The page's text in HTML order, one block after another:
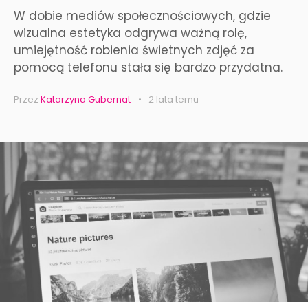
W dobie mediów społecznościowych, gdzie
wizualna estetyka odgrywa ważną rolę,
umiejętność robienia świetnych zdjęć za
pomocą telefonu stała się bardzo przydatna.
Przez Katarzyna Gubernat 2 lata temu